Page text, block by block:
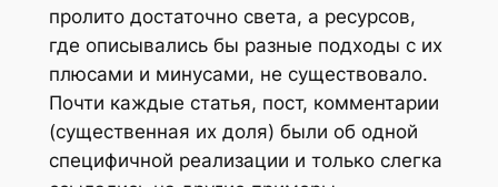
пролито достаточно света, а ресурсов,
где описывались бы разные подходы с их
плюсами и минусами, не существовало.
Почти каждые статья, пост, комментарии
(существенная их доля) были об одной
специфичной реализации и только слегка